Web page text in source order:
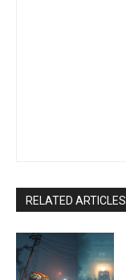
RELATED ARTICLES